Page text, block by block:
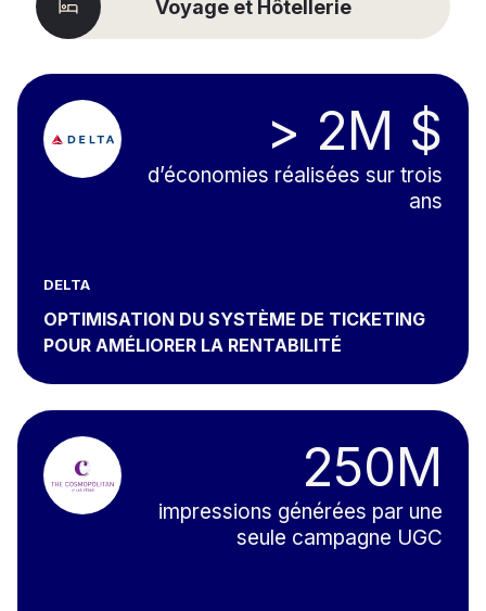
Voyage et Hôtellerie
> 2M $
d’économies réalisées sur trois
ans
DELTA
OPTIMISATION DU SYSTÈME DE TICKETING
POUR AMÉLIORER LA RENTABILITÉ
250M
impressions générées par une
seule campagne UGC